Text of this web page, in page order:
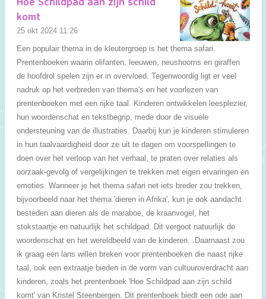
komt
25 okt 2024 11:26
Een populair thema in de kleutergroep is het thema safari.
Prentenboeken waarin olifanten, leeuwen, neushoorns en giraffen
de hoofdrol spelen zijn er in overvloed. Tegenwoordig ligt er veel
nadruk op het verbreden van thema's en het voorlezen van
prentenboeken met een rijke taal. Kinderen ontwikkelen leesplezier,
hun woordenschat en tekstbegrip, mede door de visuele
ondersteuning van de illustraties. Daarbij kun je kinderen stimuleren
in hun taalvaardigheid door ze uit te dagen om voorspellingen te
doen over het verloop van het verhaal, te praten over relaties als
oorzaak-gevolg of vergelijkingen te trekken met eigen ervaringen en
emoties. Wanneer je het thema safari net iets breder zou trekken,
bijvoorbeeld naar het thema 'dieren in Afrika', kun je ook aandacht
besteden aan dieren als de maraboe, de kraanvogel, het
stokstaartje en natuurlijk het schildpad. Dit vergoot natuurlijk de
woordenschat en het wereldbeeld van de kinderen. .Daarnaast zou
ik graag een lans willen breken voor prentenboeken die naast rijke
taal, ook een extraatje bieden in de vorm van cultuuroverdracht aan
kinderen, zoals het prentenboek 'Hoe Schildpad aan zijn schild
komt' van Kristel Steenbergen. Dit prentenboek biedt een ode aan